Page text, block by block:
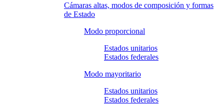
Cámaras altas, modos de composición y formas
de Estado
Modo proporcional
Estados unitarios
Estados federales
Modo mayoritario
Estados unitarios
Estados federales